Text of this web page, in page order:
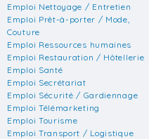
Emploi Nettoyage / Entretien
Emploi Prêt-à-porter / Mode,
Couture
Emploi Ressources humaines
Emploi Restauration / Hôtellerie
Emploi Santé
Emploi Secrétariat
Emploi Sécurité / Gardiennage
Emploi Télémarketing
Emploi Tourisme
Emploi Transport / Logistique